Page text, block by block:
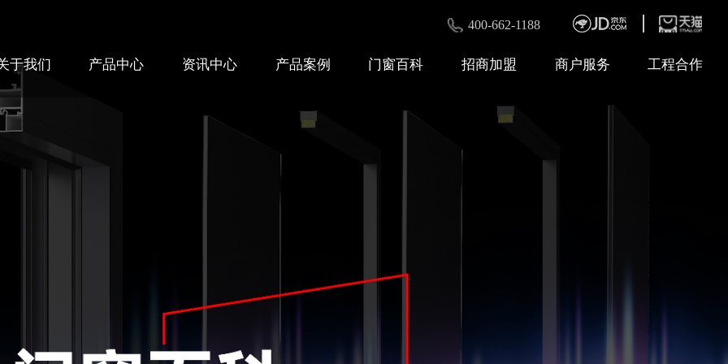
400-662-1188
于我们 产品中心 资讯中心 产品案例 门窗百科 招商加盟 商户服务 工程合作